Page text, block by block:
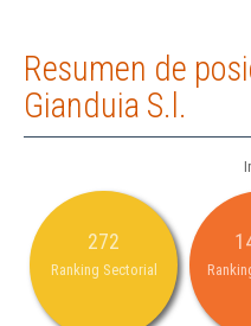
Resumen de
Gianduia S.l.
272
Ranking Sectorial